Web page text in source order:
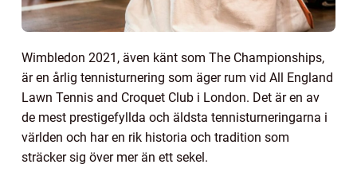
Wimbledon 2021, även känt som The Championships,
är en årlig tennisturnering som äger rum vid All England
Lawn Tennis and Croquet Club i London. Det är en av
de mest prestigefyllda och äldsta tennisturneringarna i
världen och har en rik historia och tradition som
sträcker sig över mer än ett sekel.